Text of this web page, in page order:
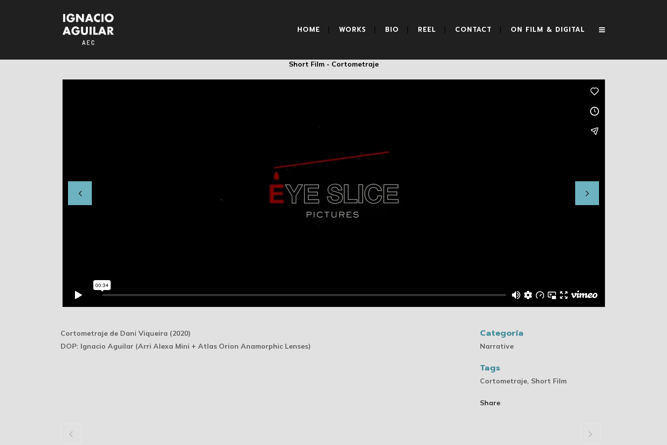
HOME WORKS BIO REEL CONTACT ON FILM & DIGITAL
LA PENUMBRA
Short Film - Cortometraje
Cortometraje de Dani Viqueira (2020)
DOP: Ignacio Aguilar (Arri Alexa Mini + Atlas Orion Anamorphic Lenses)
Categoría
Narrative
Tags
Cortometraje, Short Film
Share